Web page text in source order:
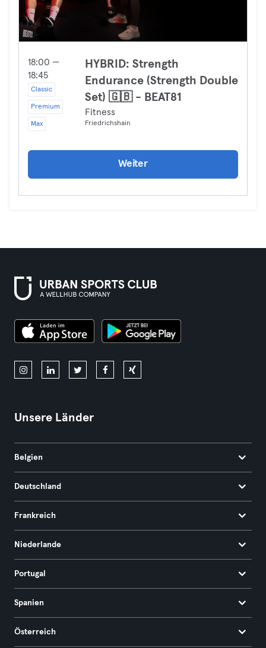
18:00 —
18:45
Classic
Premium
Max
HYBRID: Strength
Endurance (Strength Double
Set) 🇬🇧 - BEAT81
Fitness
Friedrichshain
Weiter
Unsere Länder
Belgien
Deutschland
Frankreich
Niederlande
Portugal
Spanien
Österreich